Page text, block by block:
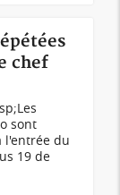
chef
sont
l'entrée du
19 de